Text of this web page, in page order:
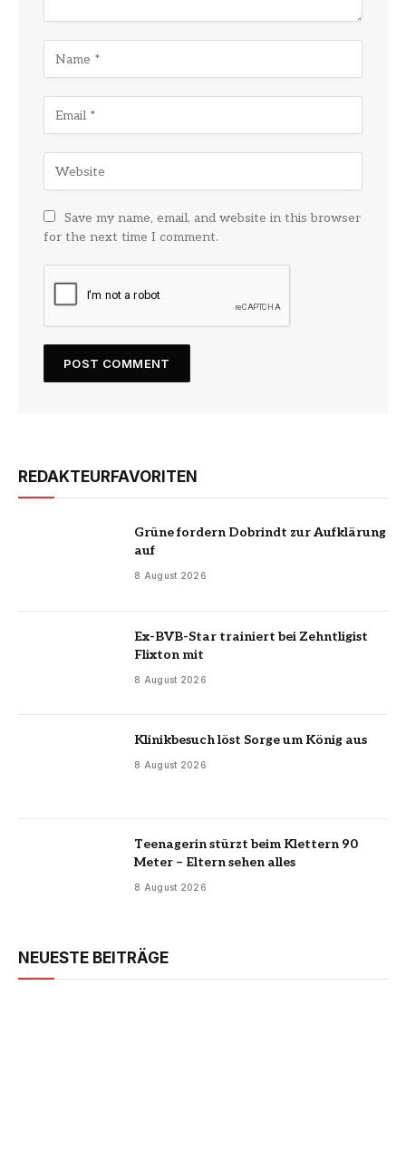
Save my name, email, and website in this browser
for the next time I comment.
REDAKTEURFAVORITEN
Grüne fordern Dobrindt zur Aufklärung
auf
8 August 2026
Ex-BVB-Star trainiert bei Zehntligist
Flixton mit
8 August 2026
Klinikbesuch löst Sorge um König aus
8 August 2026
Teenagerin stürzt beim Klettern 90
Meter – Eltern sehen alles
8 August 2026
NEUESTE BEITRÄGE